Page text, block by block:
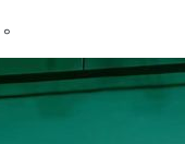
。